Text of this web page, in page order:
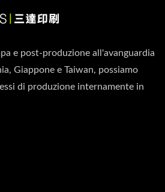
e post-produzione all'avanguardia
Giappone e Taiwan, possiamo
di produzione internamente in